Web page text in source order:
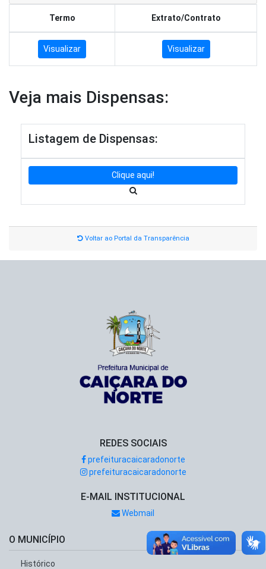
Termo Extrato/Contrato
Visualizar Visualizar
Veja mais Dispensas:
Listagem de Dispensas:
Clique aqui!
Voltar ao Portal da Transparência
REDES SOCIAIS
prefeituracaicaradonorte
prefeituracaicaradonorte
E-MAIL INSTITUCIONAL
Webmail
O MUNICÍPIO
Histórico